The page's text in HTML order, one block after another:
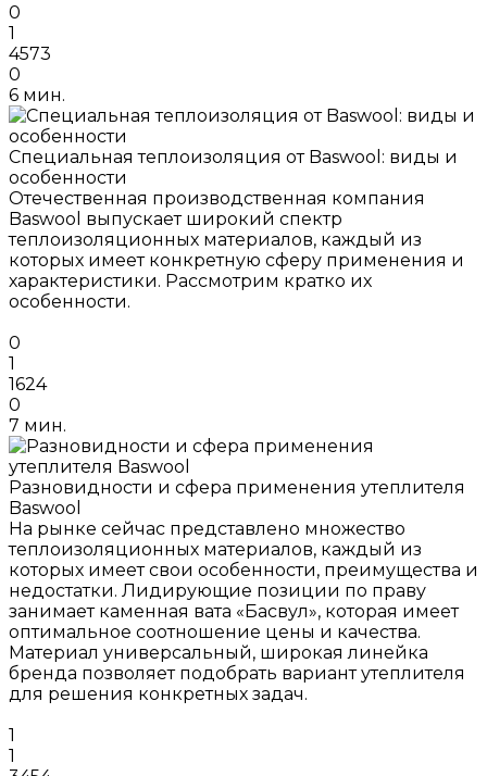
0
1
4573
0
6 мин.
Специальная теплоизоляция от Baswool: виды и
особенности
Отечественная производственная компания
Baswool выпускает широкий спектр
теплоизоляционных материалов, каждый из
которых имеет конкретную сферу применения и
характеристики. Рассмотрим кратко их
особенности.
0
1
1624
0
7 мин.
Разновидности и сфера применения утеплителя
Baswool
На рынке сейчас представлено множество
теплоизоляционных материалов, каждый из
которых имеет свои особенности, преимущества и
недостатки. Лидирующие позиции по праву
занимает каменная вата «Басвул», которая имеет
оптимальное соотношение цены и качества.
Материал универсальный, широкая линейка
бренда позволяет подобрать вариант утеплителя
для решения конкретных задач.
1
1